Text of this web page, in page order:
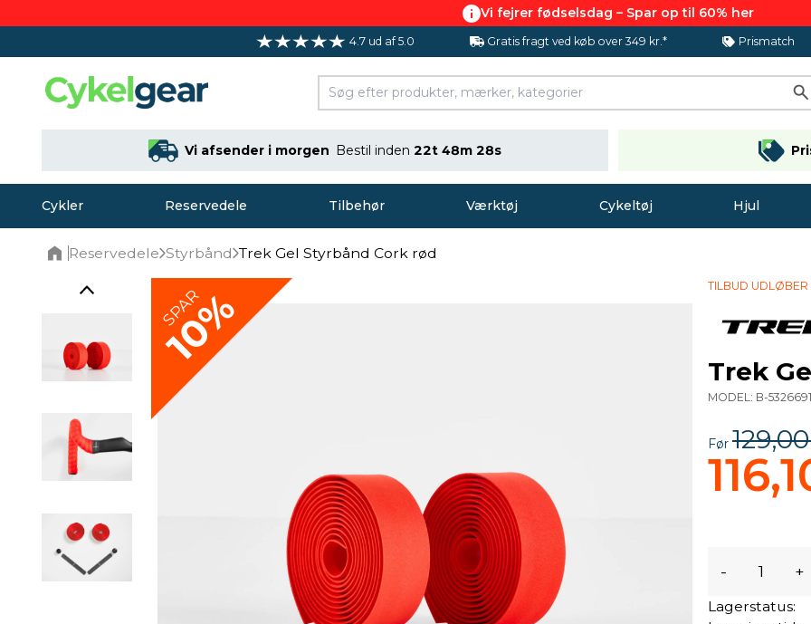
Vi fejrer fødselsdag – Spar op til 60% her
4.7 ud af 5.0 Gratis fragt ved køb over 349 kr.* Prismatch
Vi afsender i morgen Bestil inden 22t 48m 28s
Cykler Reservedele Tilbehør Værktøj Cykeltøj Hjul
Reservedele Styrbånd Trek Gel Styrbånd Cork rød
SPAR
10% TILBUD
Trek
MODEL: B-
Før
- +
Lagerstatus: